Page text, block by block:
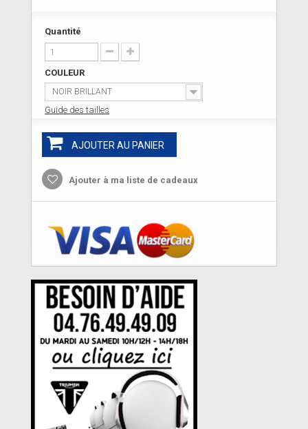
Quantité
COULEUR
NOIR BRILLANT
Guide des tailles
AJOUTER AU PANIER
Ajouter à ma liste de cadeaux